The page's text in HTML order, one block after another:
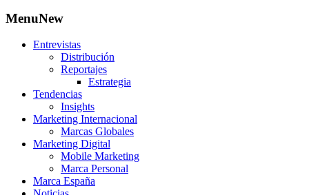
MenuNew
Entrevistas
Distribución
Reportajes
Estrategia
Tendencias
Insights
Marketing Internacional
Marcas Globales
Marketing Digital
Mobile Marketing
Marca Personal
Marca España